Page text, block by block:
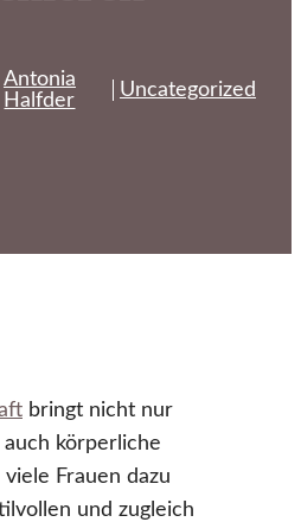
Antonia
Halfder
Uncategorized
bringt nicht nur
körperliche
Frauen dazu
und zugleich